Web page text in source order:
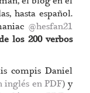
hasta español.
@hesfan21
los 200 verbos
compis Daniel
inglés en PDF) y